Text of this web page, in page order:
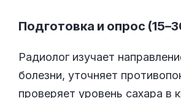
Подготовка и опрос
Радиолог изучает
болезни, уточняет
проверяет уровень сахара в